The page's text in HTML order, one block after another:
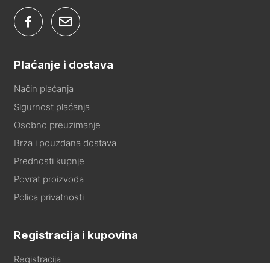
Plaćanje i dostava
Način plaćanja
Sigurnost plaćanja
Osobno preuzimanje
Brza i pouzdana dostava
Prednosti kupnje
Povrat proizvoda
Polica privatnosti
Registracija i kupovina
Registracija